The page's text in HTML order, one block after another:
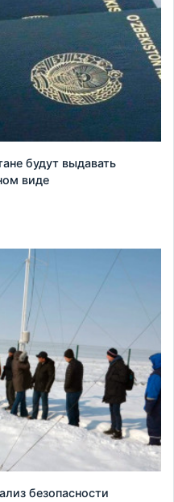
будут выдавать
виде
безопасности